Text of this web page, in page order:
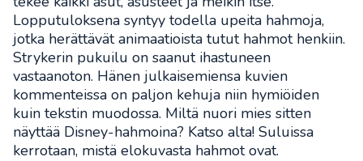
Lopputuloksena syntyy todella upeita hahmoja,
jotka herättävät animaatioista tutut hahmot henkiin.
Strykerin pukuilu on saanut ihastuneen
vastaanoton. Hänen julkaisemiensa kuvien
kommenteissa on paljon kehuja niin hymiöiden
kuin tekstin muodossa. Miltä nuori mies sitten
näyttää Disney-hahmoina? Katso alta! Suluissa
kerrotaan, mistä elokuvasta hahmot ovat.